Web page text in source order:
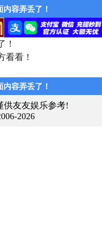
容弄丢了！
！
看看！
容弄丢了！
供友友娱乐参考!
2026